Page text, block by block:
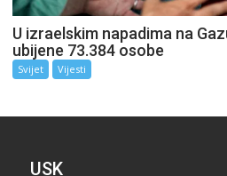
U izraelskim napadima na
ubijene 73.384 osobe
Svijet Vijesti
USK